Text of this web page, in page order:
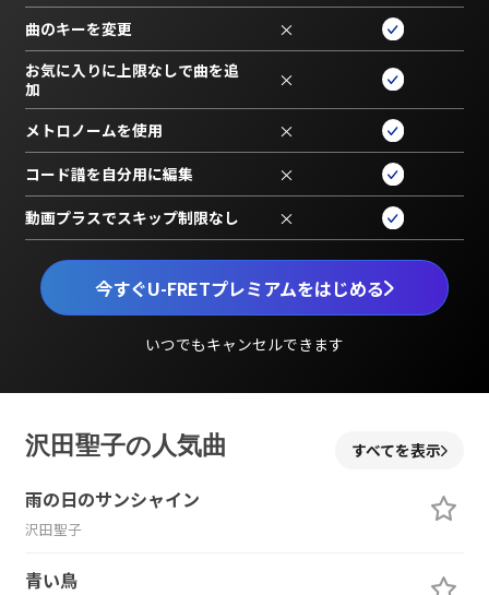
今すぐU-FRETプレミアムをはじめる
いつでもキャンセルできます
曲のキーを変更 ×
お気に入りに上限なしで曲を追
加
×
メトロノームを使用 ×
コード譜を自分用に編集 ×
動画プラスでスキップ制限なし ×
沢田聖子の人気曲 すべてを表示
雨の日のサンシャイン
沢田聖子
青い鳥